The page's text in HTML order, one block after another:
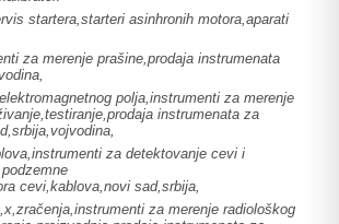
startera,starteri asinhronih motora,aparati
za merenje prašine,prodaja instrumenata
polja,instrumenti za merenje
instrumenata za
za detektovanje cevi i
cevi,kablova,novi sad,srbija,
za merenje radiološkog